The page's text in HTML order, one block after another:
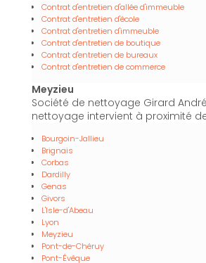
Contrat d'entretien d'allée d'immeuble
Contrat d'entretien d'école
Contrat d'entretien d'immeuble
Contrat d'entretien de boutique
Contrat d'entretien de bureaux
Contrat d'entretien de commerce
Meyzieu
Société de nettoyage Girard
nettoyage intervient à proximité
Bourgoin-Jallieu
Brignais
Corbas
Dardilly
Genas
Givors
L'Isle-d'Abeau
Lyon
Meyzieu
Pont-de-Chéruy
Pont-Évêque